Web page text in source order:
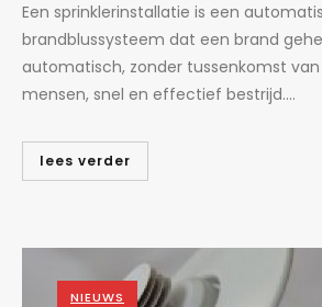
Een sprinklerinstallatie is een
brandblussysteem dat een brand
automatisch, zonder tussenkomst van
mensen, snel en effectief bestrijd....
lees verder
NIEUWS